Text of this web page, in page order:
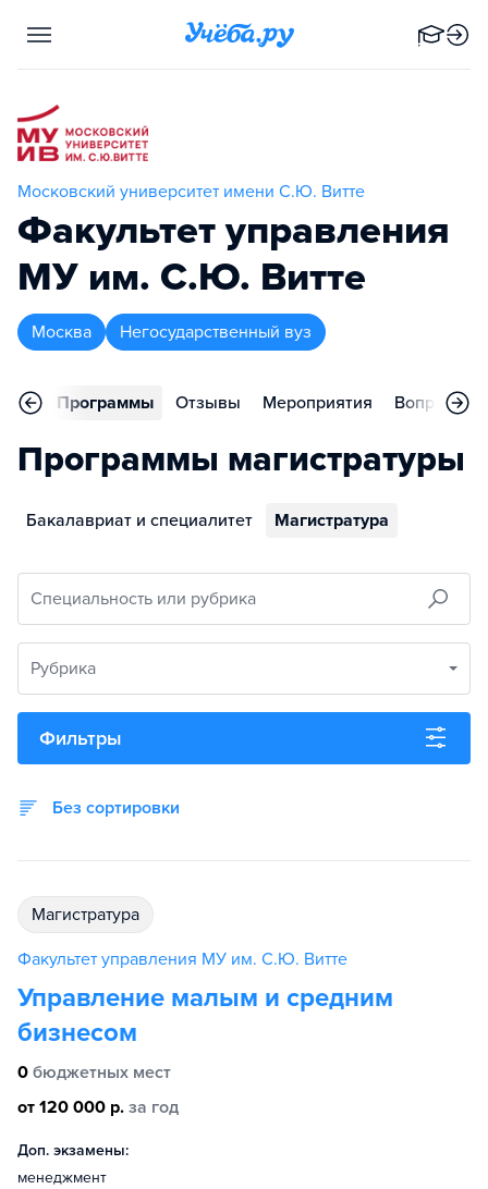
Московский университет имени С.Ю. Витте
Факультет управления
МУ им. С.Ю. Витте
Москва Негосударственный вуз
Программы Отзывы Мероприятия Вопросы
Программы магистратуры
Бакалавриат и специалитет Магистратура
Специальность или рубрика
Рубрика
Фильтры
Без сортировки
магистратура
Факультет управления МУ им. С.Ю. Витте
Управление малым и средним
бизнесом
0 бюджетных мест
от 120 000 р. за год
Доп. экзамены:
менеджмент